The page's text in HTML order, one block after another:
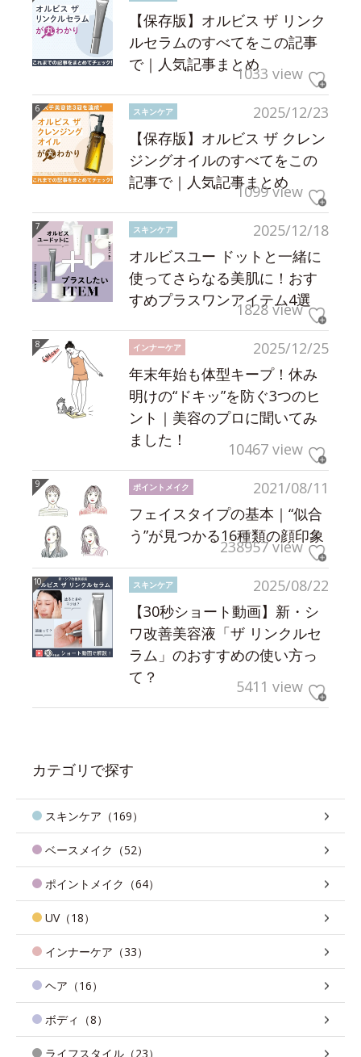
【保存版】オルビス ザ リンク
ルセラムのすべてをこの記事
で｜人気記事まとめ1033 view
2025/12/23
スキンケア
【保存版】オルビス ザ クレン
ジングオイルのすべてをこの
記事で｜人気記事まとめ
1099 view
2025/12/18
スキンケア
オルビスユー ドットと一緒に
使ってさらなる美肌に！おす
すめプラスワンアイテム4選
1828 view
2025/12/25
インナーケア
年末年始も体型キープ！休み
明けの“ドキッ”を防ぐ3つのヒ
ント｜美容のプロに聞いてみ
ました！
10467 view
2021/08/11
ポイントメイク
フェイスタイプの基本｜“似合
う”が見つかる16種類の顔印象
238957 view
2025/08/22
スキンケア
【30秒ショート動画】新・シ
ワ改善美容液「ザ リンクルセ
ラム」のおすすめの使い方っ
て？
5411 view
カテゴリで探す
スキンケア（169）
ベースメイク（52）
ポイントメイク（64）
UV（18）
インナーケア（33）
ヘア（16）
ボディ（8）
ライフスタイル（23）